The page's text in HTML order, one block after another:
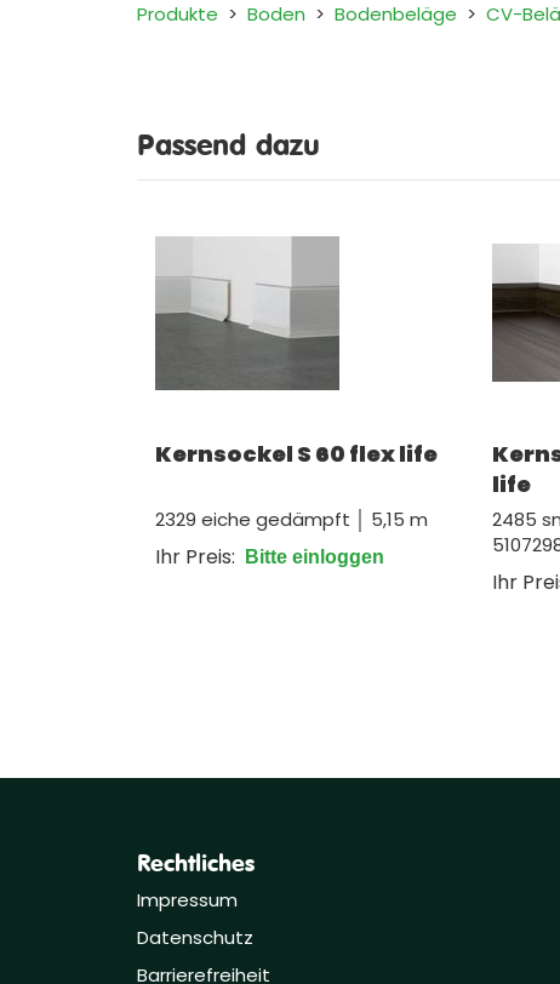
Produkte > Boden > Bodenbeläge > CV-
Passend dazu
Kernsockel S 60 flex life
2329 eiche gedämpft │ 5,15 m
Ihr Preis: Bitte einloggen
life
2485
Ihr
Rechtliches
Impressum
Datenschutz
Barrierefreiheit